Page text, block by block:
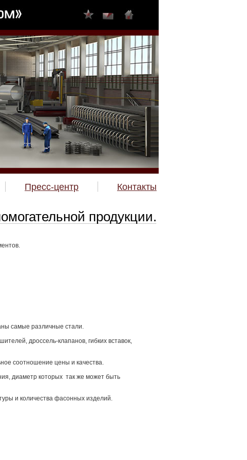
Пресс-центр Контакты
продукции.
самые различные стали.
дроссель-клапанов, гибких вставок,
соотношение цены и качества.
диаметр которых так же может быть
и количества фасонных изделий.